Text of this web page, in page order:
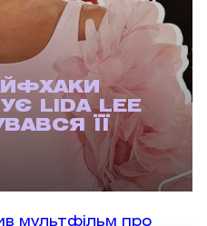
LIDA LEE
ЇЇ